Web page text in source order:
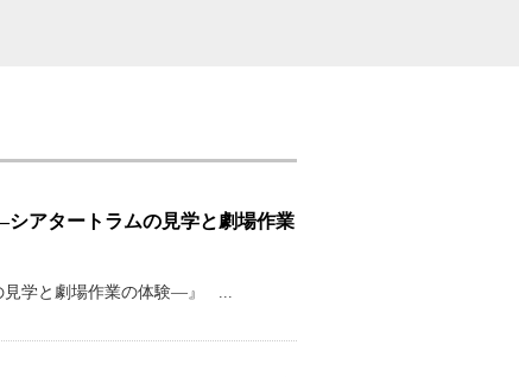
アタートラムの見学と劇場作業
見学と劇場作業の体験―』 ...